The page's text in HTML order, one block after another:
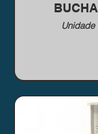
Unidade